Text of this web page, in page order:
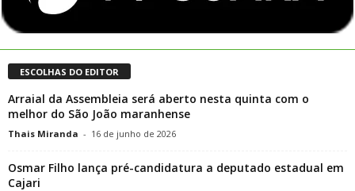
ESCOLHAS DO EDITOR
Arraial da Assembleia será aberto nesta quinta com o
melhor do São João maranhense
Thais Miranda - 16 de junho de 2026
Osmar Filho lança pré-candidatura a deputado estadual em
Cajari